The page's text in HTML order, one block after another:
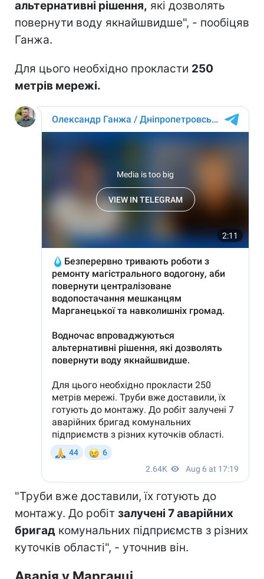
альтернативні рішення, які дозволять
повернути воду якнайшвидше", - пообіцяв
Ганжа.
Для цього необхідно прокласти 250
метрів мережі.
"Труби вже доставили, їх готують до
монтажу. До робіт залучені 7 аварійних
бригад комунальних підприємств з різних
куточків області", - уточнив він.
Аварія у Марганці